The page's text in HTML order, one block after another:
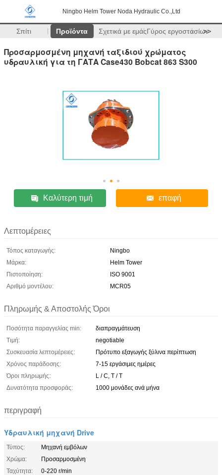
Ningbo Helm Tower Noda Hydraulic Co.,Ltd
Σπίτι Προϊόντα Σχετικά με εμάςΓύρος εργοστασίων
>>
Προσαρμοσμένη μηχανή ταξιδιού χρώματος
υδραυλική για τη ΓΑΤΑ Case430 Bobcat 863 S300
Καλύτερη τιμή επαφή
Λεπτομέρειες
Τόπος καταγωγής:
Ningbo
Μάρκα:
Helm Tower
Πιστοποίηση:
ISO 9001
Αριθμό μοντέλου:
MCR05
Πληρωμής & Αποστολής Όροι
Ποσότητα παραγγελίας min:
διαπραγμάτευση
Τιμή:
negotiable
Συσκευασία λεπτομέρειες:
Πρότυπο εξαγωγής ξύλινα περίπτωση
Χρόνος παράδοσης:
7-15 εργάσιμες ημέρες
Όροι πληρωμής:
L / C, T / T
Δυνατότητα προσφοράς:
1000 μονάδες ανά μήνα
περιγραφή
Υδραυλική μηχανή Drive
Τύπος:
Μηχανή εμβόλων
Χρώμα:
Προσαρμοσμένη
Ταχύτητα:
0-220 r/min